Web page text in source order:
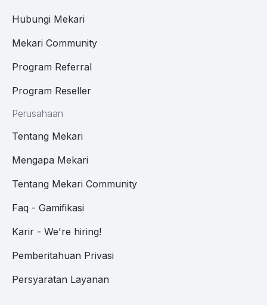
Hubungi Mekari
Mekari Community
Program Referral
Program Reseller
Perusahaan
Tentang Mekari
Mengapa Mekari
Tentang Mekari Community
Faq - Gamifikasi
Karir - We're hiring!
Pemberitahuan Privasi
Persyaratan Layanan